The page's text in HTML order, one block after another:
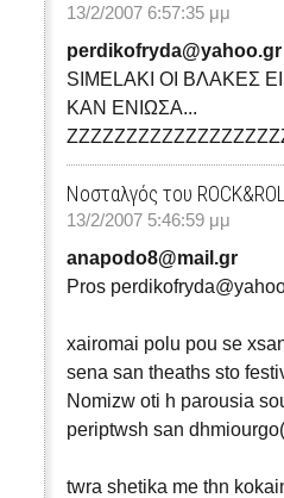
13/2/2007 6:57:35 μμ
perdikofryda@yahoo.gr
SIMELAKI ΟΙ ΒΛΑΚΕΣ
ΚΑΝ ΕΝΙΩΣΑ...
Νοσταλγός του
13/2/2007 5:46:59 μμ
anapodo8@mail.gr
Pros
xairomai polu pou se
sena san theaths sto
Nomizw oti h parousia
periptwsh san
twra shetika me thn